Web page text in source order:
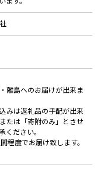
離島へのお届けが出来ま
みは返礼品の手配が出来
たは「寄附のみ」とさせ
ください。
程度でお届け致します。